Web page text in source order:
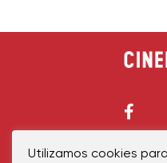
Utilizamos cookies